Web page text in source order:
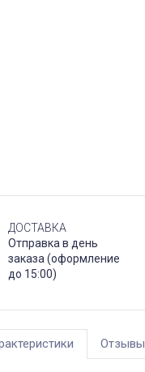
ДОСТАВКА
Отправка в день
заказа (оформление
до 15:00)
Отзывы